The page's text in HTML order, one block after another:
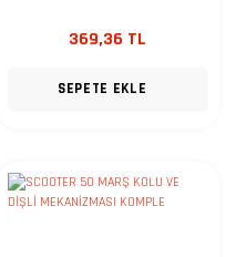
369,36 TL
SEPETE EKLE